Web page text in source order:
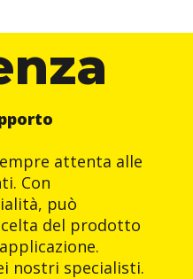
attenta alle
Con
può
del prodotto
nostri specialisti.